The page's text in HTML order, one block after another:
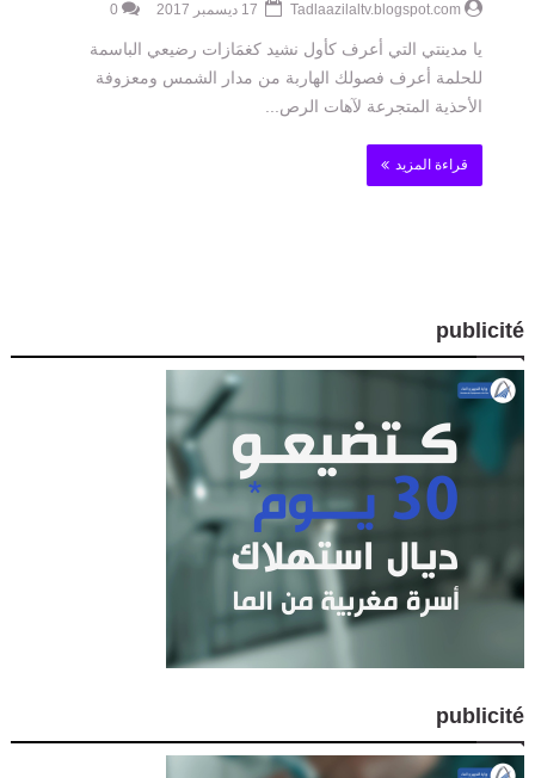
Tadlaazilaltv.blogspot.com
0
يا مدينتي التي أعرف كأول نشيد كغمَازات رضيعي الباسمة
للحلمة أعرف فصولك الهاربة من مدار الشمس ومعزوفة
الأحذية المتجرعة لآهات الرص...
قراءة المزيد
publicité
publicité